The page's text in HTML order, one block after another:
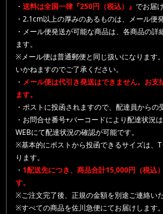
・ 送料は全国一律『250円（税込）』 でお届
・2.1cm以上の厚みのあるものは、メール便
・メール便発送が可能な商品は、各商品の詳
ます。
※メール便は普通郵便と同じ扱いになります
いかねますのでご了承ください。
・ メール便は代引き発送はできません。お支
ます。
・ポストに投函されますので、配達員からの
・お問合せ番号+バーコードにより配達状況
WEBにて配達状況の確認が可能です。
※基本的にポストから投函できるサイズは、
ります。
・ 1配送先につき、商品合計15,000円（税込
す。
※ご注文完了後、正規の金額を別途ご連絡いた
※すべての商品を佐川急便にてお届けします。